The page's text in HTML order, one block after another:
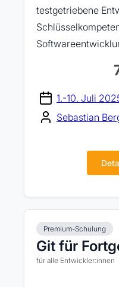
testgetriebene
1.-10. Juli
Sebastian
Premium-Schulung
Git für
für alle Entwickler:innen